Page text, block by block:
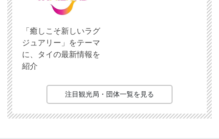
「癒しこそ新しいラグ
ジュアリー」をテーマ
に、タイの最新情報を
紹介
注目観光局・団体一覧を見る